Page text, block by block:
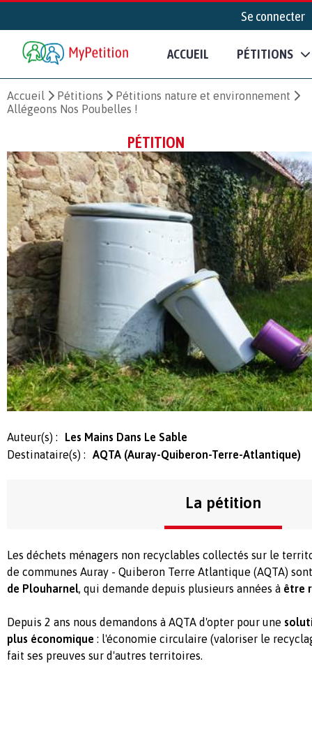
Se connecter
ACCUEIL PÉTITIONS
Accueil Pétitions
Pétitions nature et environnement
Allégeons Nos Poubelles !
PÉTITION
Auteur(s) :
Les Mains Dans Le Sable
Destinataire(s) :
AQTA (Auray-Quiberon-Terre-Atlantique)
La pétition
Les déchets ménagers non recyclables collectés sur le
de communes Auray - Quiberon Terre Atlantique (AQTA)
de Plouharnel, qui demande depuis plusieurs années à être
Depuis 2 ans nous demandons à AQTA d'opter pour une
plus économique : l'économie circulaire (valoriser le
fait ses preuves sur d'autres territoires.